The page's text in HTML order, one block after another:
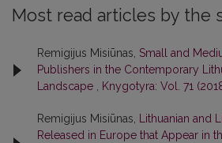
Most read articles by the
Remigijus Misiūnas, Small and
Publishers in the Contemporary
Landscape , Knygotyra: Vol. 71
Remigijus Misiūnas, Lithuanian and
Released in Europe that Appear in